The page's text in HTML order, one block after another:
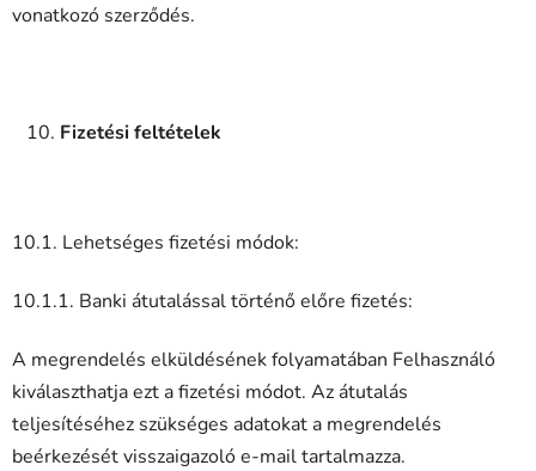
vonatkozó szerződés.
Fizetési feltételek
10.1. Lehetséges fizetési módok:
10.1.1. Banki átutalással történő előre fizetés:
A megrendelés elküldésének folyamatában Felhasználó
kiválaszthatja ezt a fizetési módot. Az átutalás
teljesítéséhez szükséges adatokat a megrendelés
beérkezését visszaigazoló e-mail tartalmazza.